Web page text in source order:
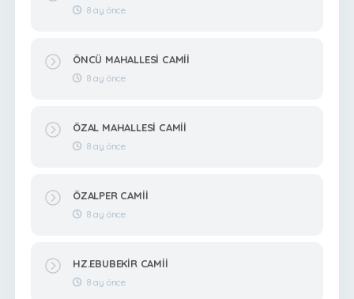
8 ay önce
ÖNCÜ MAHALLESİ CAMİİ
8 ay önce
ÖZAL MAHALLESİ CAMİİ
8 ay önce
ÖZALPER CAMİİ
8 ay önce
HZ.EBUBEKİR CAMİİ
8 ay önce